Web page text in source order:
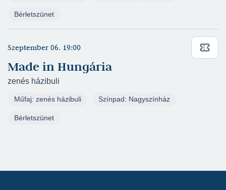
Bérletszünet
Szeptember 06. 19:00
Made in Hungária
zenés házibuli
Műfaj: zenés házibuli Színpad: Nagyszínház
Bérletszünet